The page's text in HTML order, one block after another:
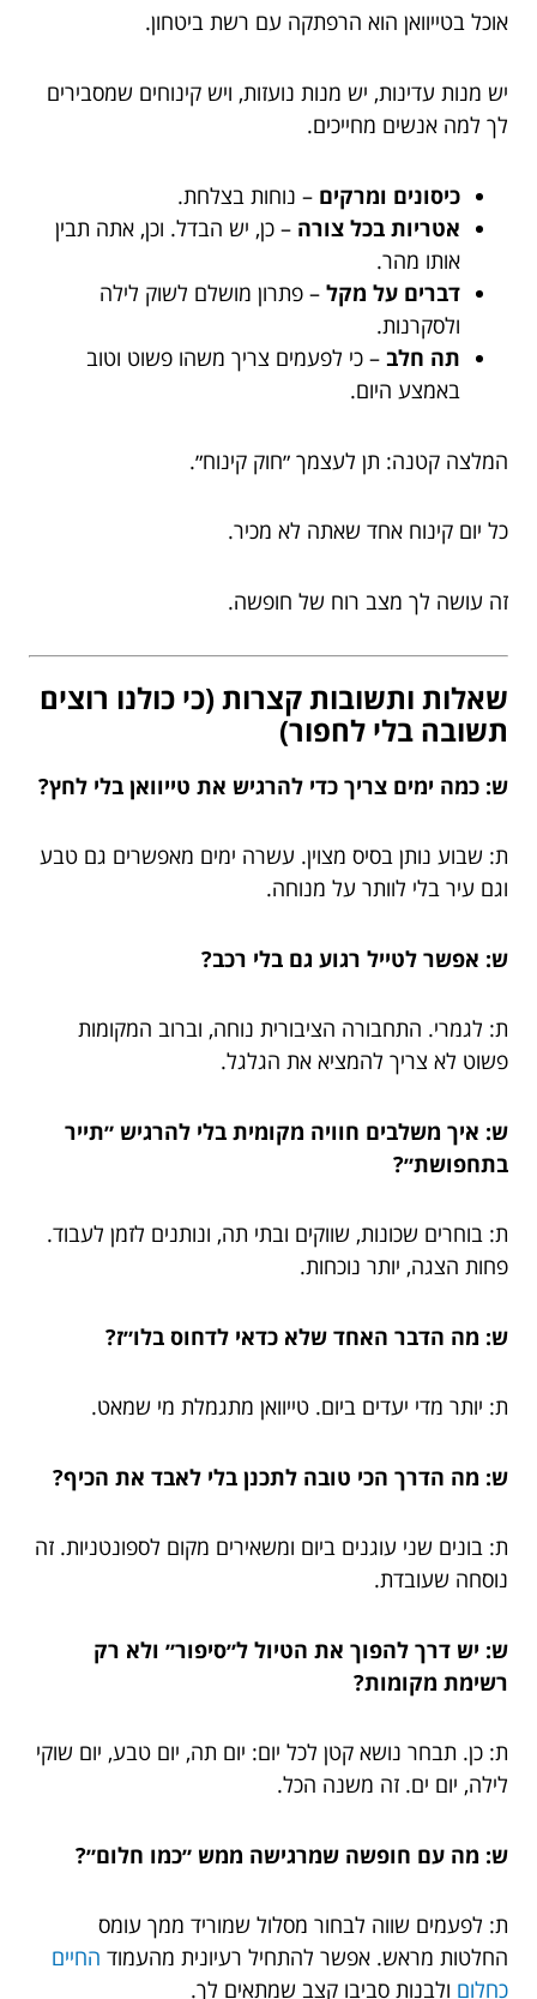
אוכל בטייוואן הוא הרפתקה עם רשת ביטחון.
יש מנות עדינות, יש מנות נועזות, ויש קינוחים שמסבירים
לך למה אנשים מחייכים.
כיסונים ומרקים – נוחות בצלחת.
אטריות בכל צורה – כן, יש הבדל. וכן, אתה תבין
אותו מהר.
דברים על מקל – פתרון מושלם לשוק לילה
ולסקרנות.
תה חלב – כי לפעמים צריך משהו פשוט וטוב
באמצע היום.
המלצה קטנה: תן לעצמך ״חוק קינוח״.
כל יום קינוח אחד שאתה לא מכיר.
זה עושה לך מצב רוח של חופשה.
שאלות ותשובות קצרות (כי כולנו רוצים
תשובה בלי לחפור)
ש: כמה ימים צריך כדי להרגיש את טייוואן בלי לחץ?
ת: שבוע נותן בסיס מצוין. עשרה ימים מאפשרים גם טבע
וגם עיר בלי לוותר על מנוחה.
ש: אפשר לטייל רגוע גם בלי רכב?
ת: לגמרי. התחבורה הציבורית נוחה, וברוב המקומות
פשוט לא צריך להמציא את הגלגל.
ש: איך משלבים חוויה מקומית בלי להרגיש ״תייר
בתחפושת״?
ת: בוחרים שכונות, שווקים ובתי תה, ונותנים לזמן לעבוד.
פחות הצגה, יותר נוכחות.
ש: מה הדבר האחד שלא כדאי לדחוס בלו״ז?
ת: יותר מדי יעדים ביום. טייוואן מתגמלת מי שמאט.
ש: מה הדרך הכי טובה לתכנן בלי לאבד את הכיף?
ת: בונים שני עוגנים ביום ומשאירים מקום לספונטניות. זה
נוסחה שעובדת.
ש: יש דרך להפוך את הטיול ל״סיפור״ ולא רק
רשימת מקומות?
ת: כן. תבחר נושא קטן לכל יום: יום תה, יום טבע, יום שוקי
לילה, יום ים. זה משנה הכל.
ש: מה עם חופשה שמרגישה ממש ״כמו חלום״?
ת: לפעמים שווה לבחור מסלול שמוריד ממך עומס
החלטות מראש. אפשר להתחיל רעיונית מהעמוד החיים
כחלום ולבנות סביבו קצב שמתאים לך.